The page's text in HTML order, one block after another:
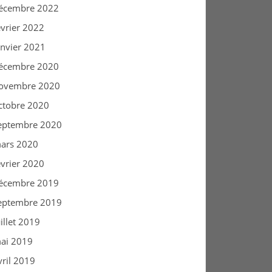
2022
2022
2021
2020
2020
2020
2020
2020
2020
2019
2019
2019
2019
2019